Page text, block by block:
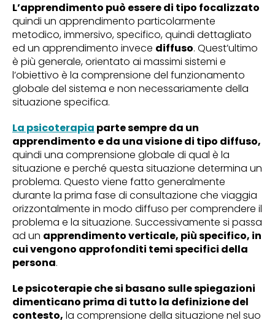
L’apprendimento può essere di tipo focalizzato
quindi un apprendimento particolarmente
metodico, immersivo, specifico, quindi dettagliato
ed un apprendimento invece diffuso. Quest’ultimo
è più generale, orientato ai massimi sistemi e
l’obiettivo è la comprensione del funzionamento
globale del sistema e non necessariamente della
situazione specifica.
La psicoterapia parte sempre da un
apprendimento e da una visione di tipo diffuso,
quindi una comprensione globale di qual è la
situazione e perché questa situazione determina un
problema. Questo viene fatto generalmente
durante la prima fase di consultazione che viaggia
orizzontalmente in modo diffuso per comprendere il
problema e la situazione. Successivamente si passa
ad un apprendimento verticale, più specifico, in
cui vengono approfonditi temi specifici della
persona.
Le psicoterapie che si basano sulle spiegazioni
dimenticano prima di tutto la definizione del
contesto, la comprensione della situazione nel suo